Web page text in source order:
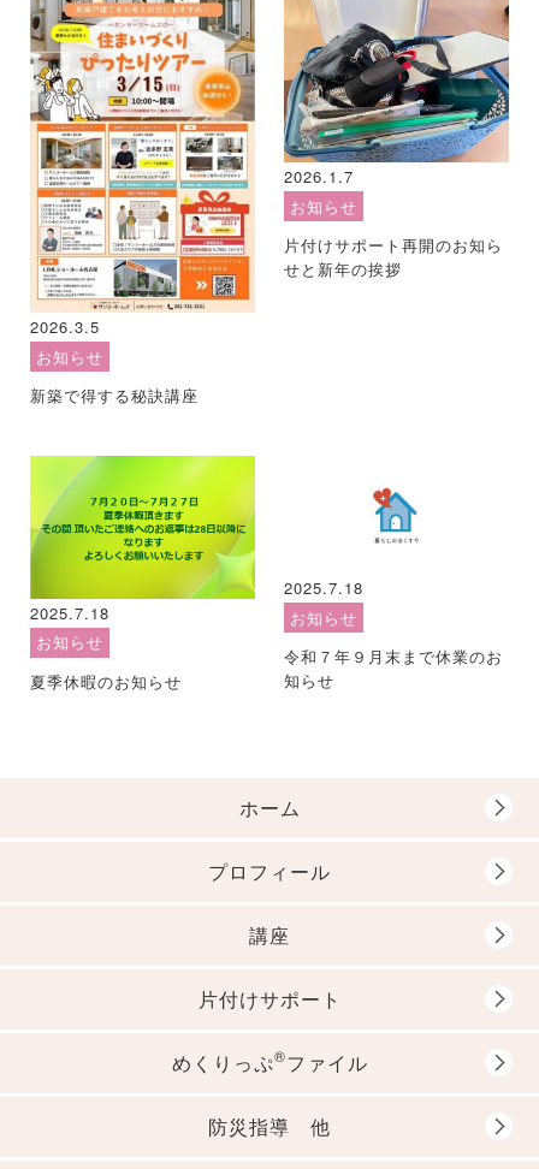
2026.3.5
お知らせ
新築で得する秘訣講座
2026.1.7
お知らせ
片付けサポート再開のお知ら
せと新年の挨拶
2025.7.18
お知らせ
夏季休暇のお知らせ
2025.7.18
お知らせ
令和７年９月末まで休業のお
知らせ
ホーム
プロフィール
講座
片付けサポート
めくりっぷ®ファイル
防災指導 他